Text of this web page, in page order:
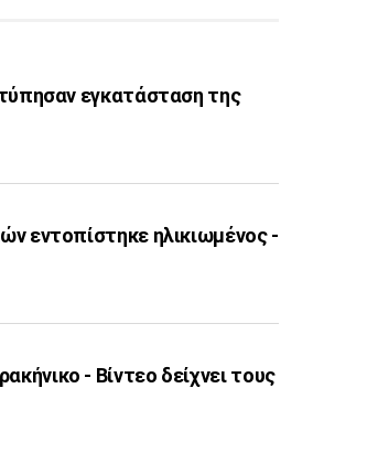
εγκατάσταση της
εντοπίστηκε ηλικιωμένος -
- Βίντεο δείχνει τους